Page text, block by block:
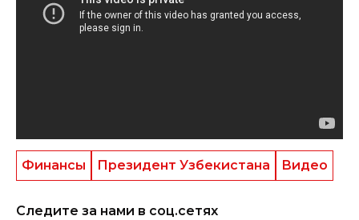
Финансы Президент Узбекистана Видео
Следите за нами в соц.сетях